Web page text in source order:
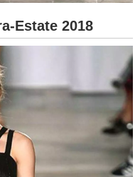
Estate 2018